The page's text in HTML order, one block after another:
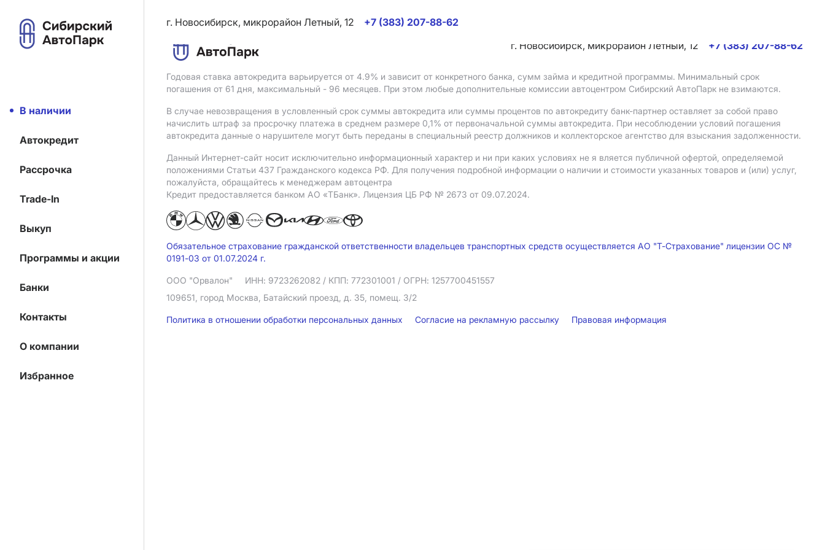
В наличии
Автокредит
Рассрочка
Trade-In
Выкуп
Программы и акции
Банки
Контакты
О компании
Избранное
г. Новосибирск, микрорайон Летный, 12
+7 (383) 207-88-62
г. Новосибирск, микрорайон Летный, 12
+7 (383) 207-88-62
Годовая ставка автокредита варьируется от 4.9% и зависит от конкретного банка, сумм займа и кредитной программы. Минимальный срок
погашения от 61 дня, максимальный - 96 месяцев. При этом любые дополнительные комиссии автоцентром Сибирский АвтоПарк не взимаются.
В случае невозвращения в условленный срок суммы автокредита или суммы процентов по автокредиту банк-партнер оставляет за собой право
начислить штраф за просрочку платежа в среднем размере 0,1% от первоначальной суммы автокредита. При несоблюдении условий погашения
автокредита данные о нарушителе могут быть переданы в специальный реестр должников и коллекторское агентство для взыскания задолженности.
Данный Интернет-сайт носит исключительно информационный характер и ни при каких условиях не я вляется публичной офертой, определяемой
положениями Статьи 437 Гражданского кодекса РФ. Для получения подробной информации о наличии и стоимости указанных товаров и (или) услуг,
пожалуйста, обращайтесь к менеджерам автоцентра
Кредит предоставляется банком АO «ТБанк». Лицензия ЦБ РФ № 2673 от 09.07.2024.
Обязательное страхование гражданской ответственности владельцев транспортных средств осуществляется АО "Т-Страхование" лицензии ОС №
0191-03 от 01.07.2024 г.
ООО "Орвалон" ИНН: 9723262082 / КПП: 772301001 / ОГРН: 1257700451557
109651, город Москва, Батайский проезд, д. 35, помещ. 3/2
Политика в отношении обработки персональных данных Согласие на рекламную рассылку Правовая информация